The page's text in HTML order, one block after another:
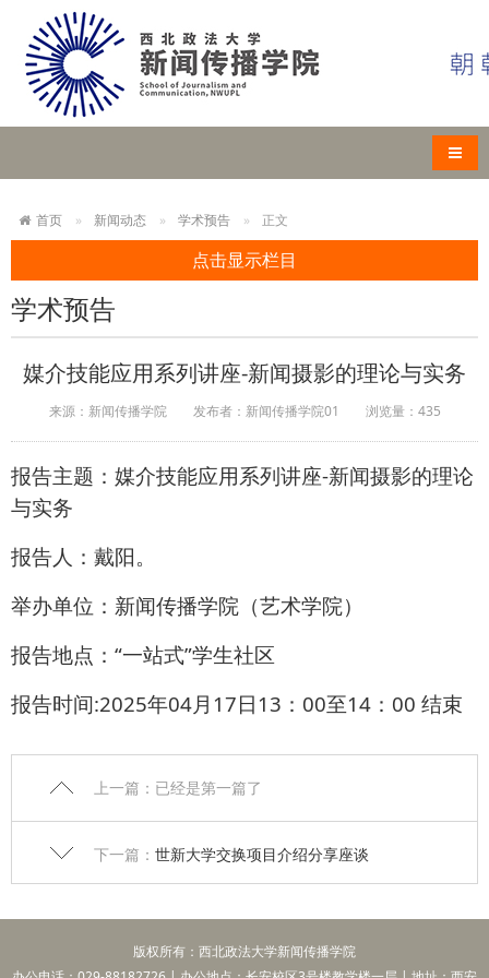
导航
首页 新闻动态 学术预告 正文
点击显示栏目
学术预告
媒介技能应用系列讲座-新闻摄影的理论与实务
来源：新闻传播学院 发布者：新闻传播学院01 浏览量： 435
报告主题：媒介技能应用系列讲座-新闻摄影的理论
与实务
报告人：戴阳。
举办单位：新闻传播学院（艺术学院）
报告地点：“一站式”学生社区
报告时间:2025年04月17日13：00至14：00 结束
上一篇：已经是第一篇了
下一篇： 世新大学交换项目介绍分享座谈
版权所有：西北政法大学新闻传播学院